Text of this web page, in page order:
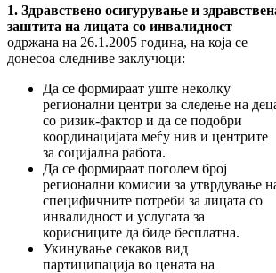
1. Здравствено осигурување и
заштита на лицата со инвалидност
одржана на 26.1.2005 година, на која се
донесоа следниве заклучоци:
Да се формираат уште неколку
регионални центри за следење на
со ризик-фактор и да се подобри
координацијата меѓу нив и центрите
за социјална работа.
Да се формираат поголем број
регионални комисии за утврдување
специфичните потреби за лицата со
инвалидност и услугата за
корисниците да биде бесплатна.
Укинување секаков вид
партиципација во цената на